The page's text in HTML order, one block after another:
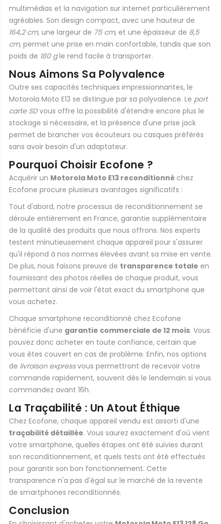
multimédias et la navigation sur internet particulièrement
agréables. Son design compact, avec une hauteur de
164,2 cm, une largeur de 75 cm, et une épaisseur de 8,5
cm, permet une prise en main confortable, tandis que son
poids de 180 gle rend facile à transporter.
Nous Aimons Sa Polyvalence
Outre ses capacités techniques impressionnantes, le
Motorola Moto E13 se distingue par sa polyvalence. Le port
carte SDvous offre la possibilité d'étendre encore plus le
stockage si nécessaire, et la présence d'une prise jack
permet de brancher vos écouteurs ou casques préférés
sans avoir besoin d'un adaptateur.
Pourquoi Choisir Ecofone ?
Acquérir un Motorola Moto E13 reconditionné chez
Ecofone procure plusieurs avantages significatifs :
Tout d'abord, notre processus de reconditionnement se
déroule entièrement en France, garantie supplémentaire
de la qualité des produits que nous offrons. Nos experts
testent minutieusement chaque appareil pour s'assurer
qu'il répond à nos normes élevées avant sa mise en vente.
De plus, nous faisons preuve de transparence totale en
fournissant des photos réelles de chaque produit, vous
permettant ainsi de voir l'état exact du smartphone que
vous achetez.
Chaque smartphone reconditionné chez Ecofone
bénéficie d'une garantie commerciale de 12 mois. Vous
pouvez donc acheter en toute confiance, certain que
vous êtes couvert en cas de problème. Enfin, nos options
de livraison expressvous permettront de recevoir votre
commande rapidement, souvent dès le lendemain si vous
commandez avant 16h.
La Traçabilité : Un Atout Éthique
Chez Ecofone, chaque appareil vendu est assorti d'une
traçabilité détaillée. Vous saurez exactement d'où vient
votre smartphone, quelles étapes ont été suivies durant
son reconditionnement, et quels tests ont été effectués
pour garantir son bon fonctionnement. Cette
transparence n'a pas d'égal sur le marché de la revente
de smartphones reconditionnés.
Conclusion